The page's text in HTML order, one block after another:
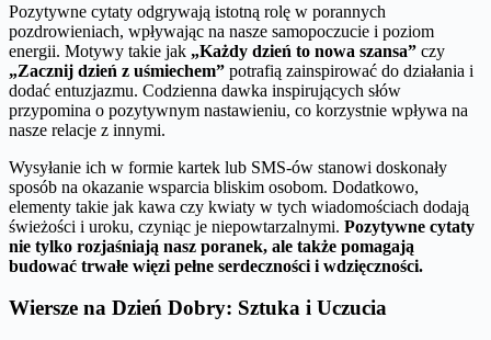
Pozytywne cytaty odgrywają istotną rolę w porannych
pozdrowieniach, wpływając na nasze samopoczucie i poziom
energii. Motywy takie jak „Każdy dzień to nowa szansa” czy
„Zacznij dzień z uśmiechem” potrafią zainspirować do działania i
dodać entuzjazmu. Codzienna dawka inspirujących słów
przypomina o pozytywnym nastawieniu, co korzystnie wpływa na
nasze relacje z innymi.
Wysyłanie ich w formie kartek lub SMS-ów stanowi doskonały
sposób na okazanie wsparcia bliskim osobom. Dodatkowo,
elementy takie jak kawa czy kwiaty w tych wiadomościach dodają
świeżości i uroku, czyniąc je niepowtarzalnymi. Pozytywne cytaty
nie tylko rozjaśniają nasz poranek, ale także pomagają
budować trwałe więzi pełne serdeczności i wdzięczności.
Wiersze na Dzień Dobry: Sztuka i Uczucia